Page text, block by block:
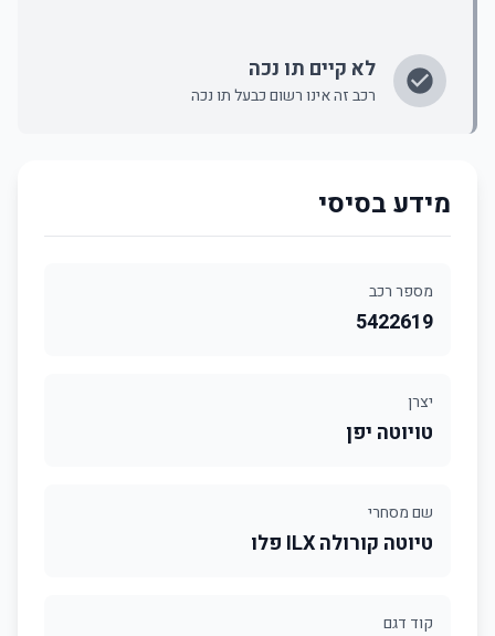
לא קיים תו נכה
רכב זה אינו רשום כבעל תו נכה
מידע בסיסי
מספר רכב
5422619
יצרן
טויוטה יפן
שם מסחרי
טיוטה קורולה ILX פלו
קוד דגם